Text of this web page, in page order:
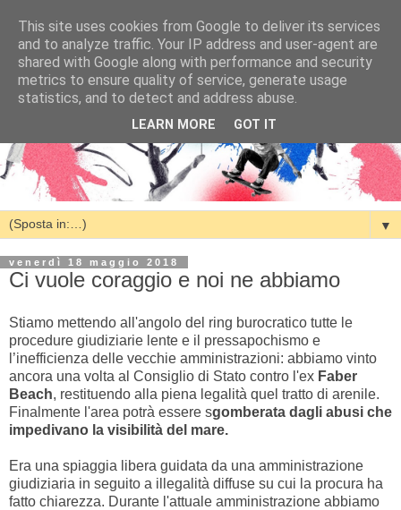
▼
venerdì 18 maggio 2018
Ci vuole coraggio e noi ne abbiamo
Stiamo mettendo all'angolo del ring burocratico tutte le
procedure giudiziarie lente e il pressapochismo e
l’inefficienza delle vecchie amministrazioni: abbiamo vinto
ancora una volta al Consiglio di Stato contro l'ex Faber
Beach, restituendo alla piena legalità quel tratto di arenile.
Finalmente l'area potrà essere sgomberata dagli abusi che
impedivano la visibilità del mare.
Era una spiaggia libera guidata da una amministrazione
giudiziaria in seguito a illegalità diffuse su cui la procura ha
fatto chiarezza. Durante l'attuale amministrazione abbiamo
This site uses cookies from Google to deliver its services
and to analyze traffic. Your IP address and user-agent are
shared with Google along with performance and security
metrics to ensure quality of service, generate usage
statistics, and to detect and address abuse.
LEARN MORE GOT IT